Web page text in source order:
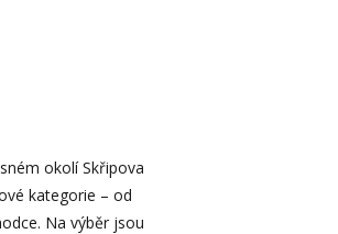
okolí Skřipova
kategorie – od
Na výběr jsou